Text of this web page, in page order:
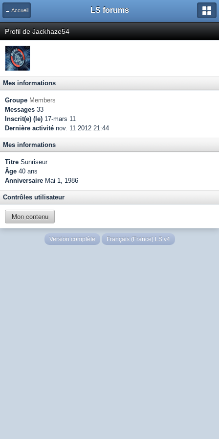
← Accueil LS forums
Profil de Jackhaze54
Mes informations
Groupe Members
Messages 33
Inscrit(e) (le) 17-mars 11
Dernière activité nov. 11 2012 21:44
Mes informations
Titre Sunriseur
Âge 40 ans
Anniversaire Mai 1, 1986
Contrôles utilisateur
Mon contenu
Version complète Français (France) LS v4